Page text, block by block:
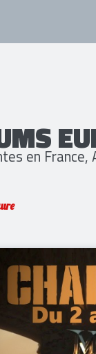
en